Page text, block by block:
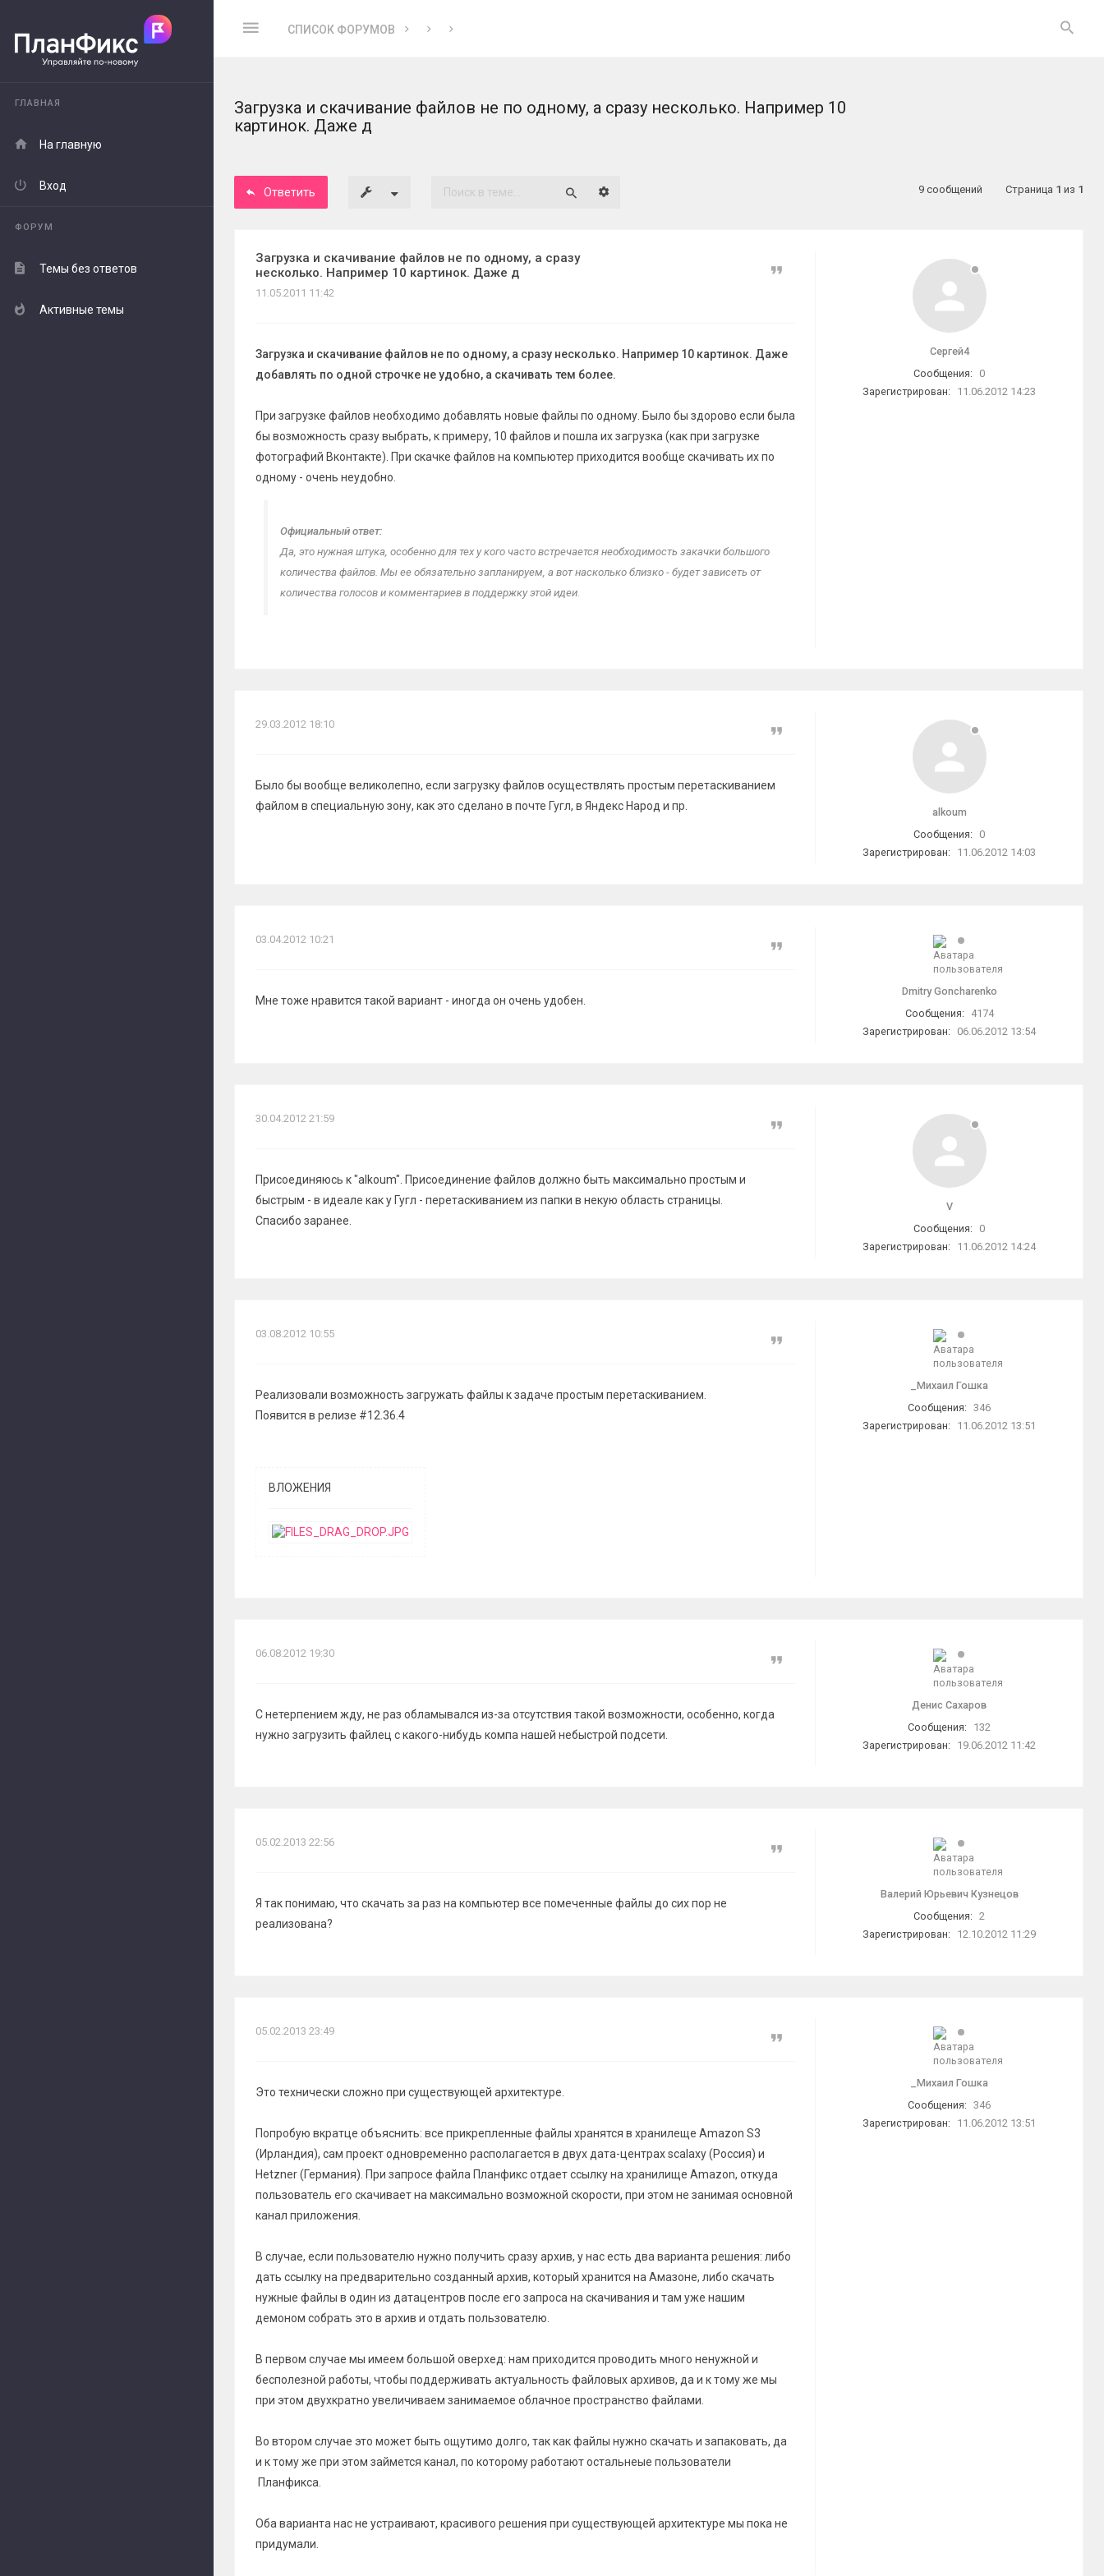
СПИСОК ФОРУМОВ
ГЛАВНАЯ
На главную
Вход
ФОРУМ
Темы без ответов
Активные темы
Загрузка и скачивание файлов не по одному, а сразу несколько. Например 10
картинок. Даже д
Ответить
Расширенный поиск 9 сообщений Страница 1 из 1
Сергей4
Сообщения:
0
Зарегистрирован:
11.06.2012 14:23
Загрузка и скачивание файлов не по одному, а сразу
несколько. Например 10 картинок. Даже д
Цитата
11.05.2011 11:42
Загрузка и скачивание файлов не по одному, а сразу несколько. Например 10 картинок. Даже
добавлять по одной строчке не удобно, а скачивать тем более.
При загрузке файлов необходимо добавлять новые файлы по одному. Было бы здорово если была
бы возможность сразу выбрать, к примеру, 10 файлов и пошла их загрузка (как при загрузке
фотографий Вконтакте). При скачке файлов на компьютер приходится вообще скачивать их по
одному - очень неудобно.
Официальный ответ:
Да, это нужная штука, особенно для тех у кого часто встречается необходимость закачки большого
количества файлов. Мы ее обязательно запланируем, а вот насколько близко - будет зависеть от
количества голосов и комментариев в поддержку этой идеи.
alkoum
Сообщения:
0
Зарегистрирован:
11.06.2012 14:03
Цитата
29.03.2012 18:10
Было бы вообще великолепно, если загрузку файлов осуществлять простым перетаскиванием
файлом в специальную зону, как это сделано в почте Гугл, в Яндекс Народ и пр.
Dmitry Goncharenko
Сообщения:
4174
Зарегистрирован:
06.06.2012 13:54
Цитата
03.04.2012 10:21
Мне тоже нравится такой вариант - иногда он очень удобен.
V
Сообщения:
0
Зарегистрирован:
11.06.2012 14:24
Цитата
30.04.2012 21:59
Присоединяюсь к "alkoum". Присоединение файлов должно быть максимально простым и
быстрым - в идеале как у Гугл - перетаскиванием из папки в некую область страницы.
Спасибо заранее.
_Миxаил Гошкa
Сообщения: 346
Зарегистрирован:
11.06.2012 13:51
Цитата
03.08.2012 10:55
Реализовали возможность загружать файлы к задаче простым перетаскиванием.
Появится в релизе #12.36.4
ВЛОЖЕНИЯ
Денис Сахаров
Сообщения:
132
Зарегистрирован:
19.06.2012 11:42
Цитата
06.08.2012 19:30
С нетерпением жду, не раз обламывался из-за отсутствия такой возможности, особенно, когда
нужно загрузить файлец с какого-нибудь компа нашей небыстрой подсети.
Валерий Юрьевич Кузнецов
Сообщения: 2
Зарегистрирован:
12.10.2012 11:29
Цитата
05.02.2013 22:56
Я так понимаю, что скачать за раз на компьютер все помеченные файлы до сих пор не
реализована?
_Миxаил Гошкa
Сообщения: 346
Зарегистрирован:
11.06.2012 13:51
Цитата
05.02.2013 23:49
Это технически сложно при существующей архитектуре.
Попробую вкратце объяснить: все прикрепленные файлы хранятся в хранилеще Amazon S3
(Ирландия), сам проект одновременно располагается в двух дата-центрах scalaxy (Россия) и
Hetzner (Германия). При запросе файла Планфикс отдает ссылку на хранилище Amazon, откуда
пользователь его скачивает на максимально возможной скорости, при этом не занимая основной
канал приложения.
В случае, если пользователю нужно получить сразу архив, у нас есть два варианта решения: либо
дать ссылку на предварительно созданный архив, который хранится на Амазоне, либо скачать
нужные файлы в один из датацентров после его запроса на скачивания и там уже нашим
демоном собрать это в архив и отдать пользователю.
В первом случае мы имеем большой оверхед: нам приходится проводить много ненужной и
бесполезной работы, чтобы поддерживать актуальность файловых архивов, да и к тому же мы
при этом двухкратно увеличиваем занимаемое облачное пространство файлами.
Во втором случае это может быть ощутимо долго, так как файлы нужно скачать и запаковать, да
и к тому же при этом займется канал, по которому работают остальнеые пользователи
Планфикса.
Оба варианта нас не устраивают, красивого решения при существующей архитектуре мы пока не
придумали.